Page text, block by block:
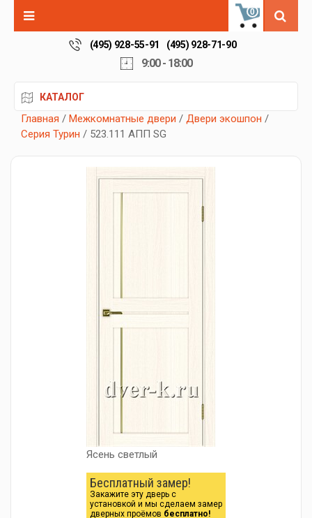
0
(495) 928-55-91 (495) 928-71-90
9:00 - 18:00
КАТАЛОГ
Главная / Межкомнатные двери / Двери экошпон /
Серия Турин / 523.111 АПП SG
Ясень светлый
Бесплатный замер!
Закажите эту дверь с
установкой и мы сделаем замер
дверных проёмов бесплатно!